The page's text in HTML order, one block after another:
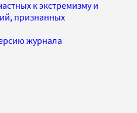
к экстремизму и
признанных
журнала